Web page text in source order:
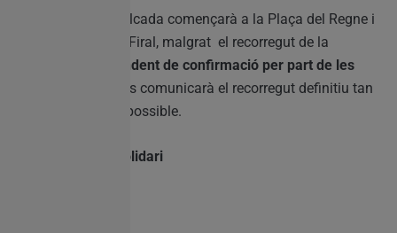
La cavalcada començarà a la Plaça del Regne i
acabarà al Recinte Firal, malgrat el recorregut de la
pendent de confirmació per part de les
. Es comunicarà el recorregut definitiu tan
prompte com siga possible.
21:30h – Sopar Solidari